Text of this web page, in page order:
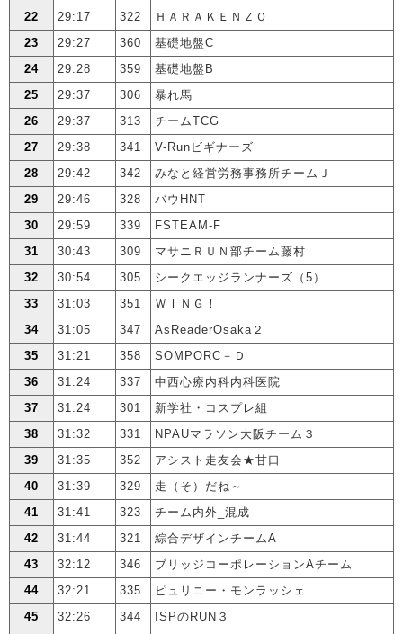
22
29:17 322
ＨＡＲＡＫＥＮＺＯ
23
29:27 360
基礎地盤C
24
29:28 359
基礎地盤B
25
29:37 306
暴れ馬
26
29:37 313
チームTCG
27
29:38 341
V-Runビギナーズ
28
29:42 342
みなと経営労務事務所チームＪ
29
29:46 328
バウHNT
30
29:59 339
FSTEAM-F
31
30:43 309
マサニＲＵＮ部チーム藤村
32
30:54 305
シークエッジランナーズ（5）
33
31:03 351
ＷＩＮＧ！
34
31:05 347
AsReaderOsaka２
35
31:21 358
SOMPORC－Ｄ
36
31:24 337
中西心療内科内科医院
37
31:24 301
新学社・コスプレ組
38
31:32 331
NPAUマラソン大阪チーム３
39
31:35 352
アシスト走友会★甘口
40
31:39 329
走（そ）だね～
41
31:41 323
チーム内外_混成
42
31:44 321
綜合デザインチームA
43
32:12 346
ブリッジコーポレーションAチーム
44
32:21 335
ピュリニー・モンラッシェ
45
32:26 344
ISPのRUN３